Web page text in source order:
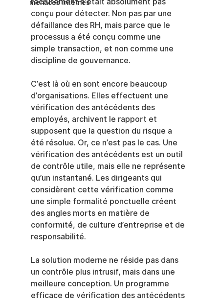
menaces internes
conçu pour détecter. Non pas par une
défaillance des RH, mais parce que le
processus a été conçu comme une
simple transaction, et non comme une
discipline de gouvernance.
C’est là où en sont encore beaucoup
d’organisations. Elles effectuent une
vérification des antécédents des
employés, archivent le rapport et
supposent que la question du risque a
été résolue. Or, ce n’est pas le cas. Une
vérification des antécédents est un outil
de contrôle utile, mais elle ne représente
qu’un instantané. Les dirigeants qui
considèrent cette vérification comme
une simple formalité ponctuelle créent
des angles morts en matière de
conformité, de culture d’entreprise et de
responsabilité.
La solution moderne ne réside pas dans
un contrôle plus intrusif, mais dans une
meilleure conception. Un programme
efficace de vérification des antécédents